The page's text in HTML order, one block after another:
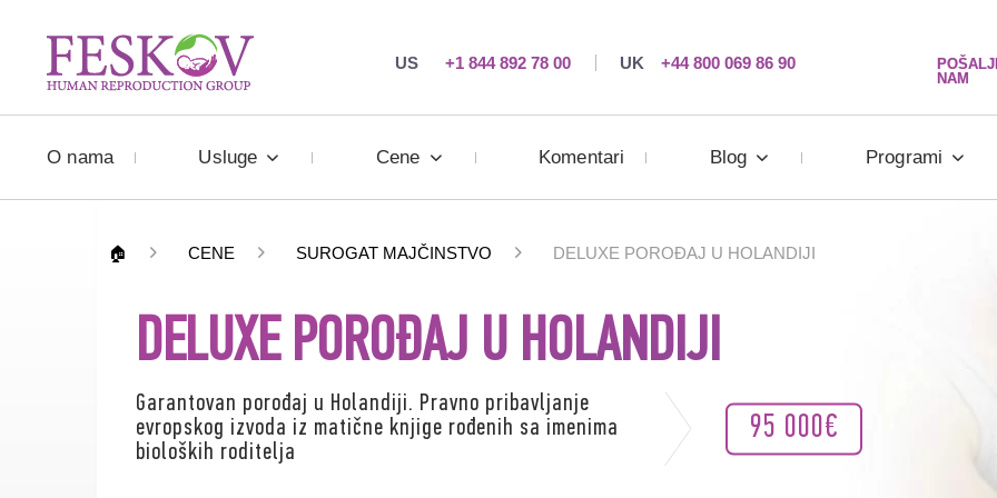
US +1 844 892 78 00 UK +44 800 069 86 90
NAM
О nama Usluge Cene Komentari Blog Programi
🏠 CENE SUROGAT MAJČINSTVO DELUXE POROĐAJ U HOLANDIJI
DELUXE POROĐAJ U HOLANDIJI
Garantovan porođaj u Holandiji. Pravno pribavljanje
evropskog izvoda iz matične knjige rođenih sa imenima
bioloških roditelja
95 000€